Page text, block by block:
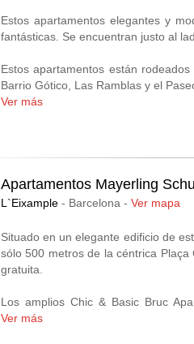
Estos apartamentos elegantes y
fantásticas. Se encuentran justo al
Estos apartamentos están
Barrio Gótico, Las Ramblas y el
Ver más
Apartamentos Mayerling
L`Eixample- Barcelona - Ver mapa
Situado en un elegante edificio de
sólo 500 metros de la céntrica
gratuita.
Los amplios Chic & Basic Bruc
Urquinaona. El Palau de la
Ver más